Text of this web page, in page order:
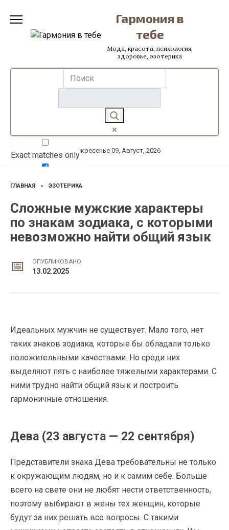
содержанию
Гармония в
тебе
Мода, красота, психология,
здоровье, эзотерика
Exact matches only
Search in content
Воскресенье 09, Август, 2026
ГЛАВНАЯ » ЭЗОТЕРИКА
Сложные мужские характеры
по знакам зодиака, с которыми
невозможно найти общий язык
ОПУБЛИКОВАНО
13.02.2025
Идеальных мужчин не существует. Мало того, нет
таких знаков зодиака, которые бы обладали только
положительными качествами. Но среди них
выделяют пять с наиболее тяжелыми характерами. С
ними трудно найти общий язык и построить
гармоничные отношения.
Дева (23 августа — 22 сентября)
Представители знака Дева требовательны не только
к окружающим людям, но и к самим себе. Больше
всего на свете они не любят нести ответственность,
поэтому выбирают в жены тех женщин, которые
будут за них решать все вопросы. С такими